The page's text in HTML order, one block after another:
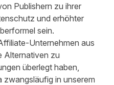
Publishern zu ihrer
und erhöhter
sein.
Unternehmen aus
Alternativen zu
überlegt haben,
zwangsläufig in unserem